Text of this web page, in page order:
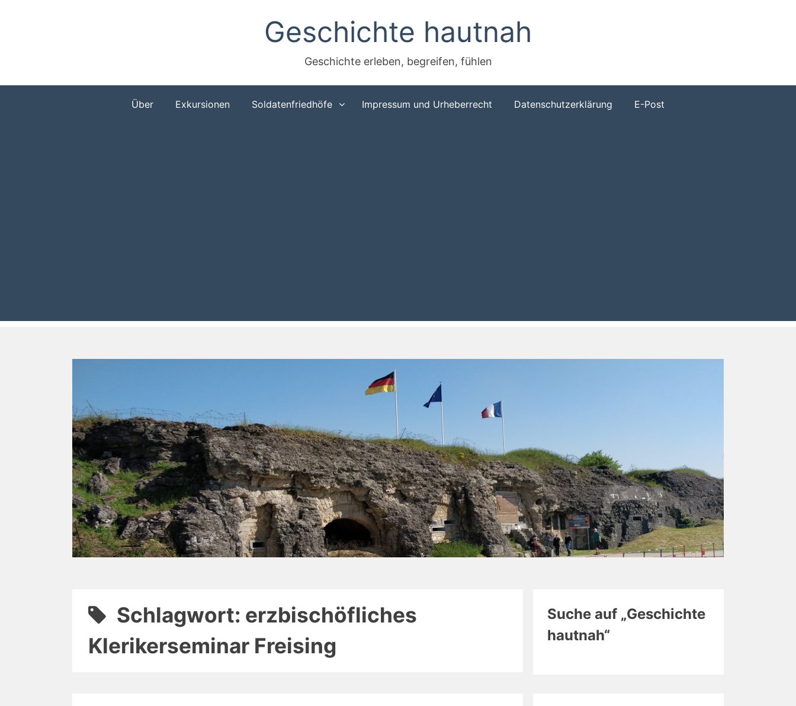
Geschichte hautnah
Geschichte erleben, begreifen, fühlen
Über Exkursionen Soldatenfriedhöfe Impressum und Urheberrecht Datenschutzerklärung E-Post
Schlagwort: erzbischöfliches
Klerikerseminar Freising
Suche auf „Geschichte
hautnah“